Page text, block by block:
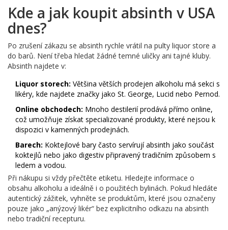
Kde a jak koupit absinth v USA
dnes?
Po zrušení zákazu se absinth rychle vrátil na pulty liquor store a
do barů. Není třeba hledat žádné temné uličky ani tajné kluby.
Absinth najdete v:
Liquor storech: Většina větších prodejen alkoholu má sekci s
likéry, kde najdete značky jako St. George, Lucid nebo Pernod.
Online obchodech: Mnoho destilerií prodává přímo online,
což umožňuje získat specializované produkty, které nejsou k
dispozici v kamenných prodejnách.
Barech: Koktejlové bary často servírují absinth jako součást
koktejlů nebo jako digestiv připravený tradičním způsobem s
ledem a vodou.
Při nákupu si vždy přečtěte etiketu. Hledejte informace o
obsahu alkoholu a ideálně i o použitéch bylinách. Pokud hledáte
autentický zážitek, vyhněte se produktům, které jsou označeny
pouze jako „anýzový likér“ bez explicitního odkazu na absinth
nebo tradiční recepturu.